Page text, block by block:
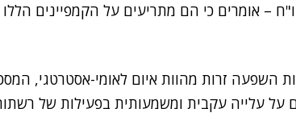
– אומרים כי הם מתריעים על הקמפיינים
השפעה זרות מהוות איום לאומי-אסטרטגי,
על עלייה עקבית ומשמעותית בפעילות של